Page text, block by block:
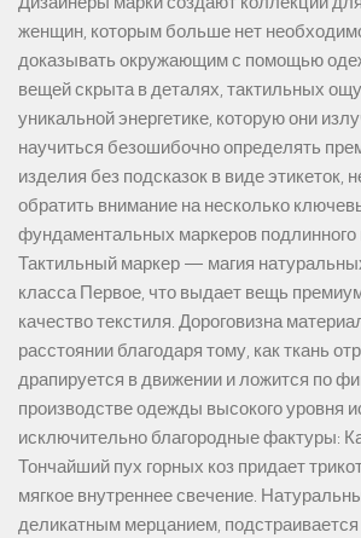
женщин, которым больше нет
доказывать окружающим с помощью
вещей скрыта в деталях, тактильных
уникальной энергетике, которую они
научиться безошибочно определять
изделия без подсказок в виде этикеток,
обратить внимание на несколько
фундаментальных маркеров подлинного
Тактильный маркер — магия
класса Первое, что выдает вещь
качество текстиля. Дороговизна
расстоянии благодаря тому, как ткань
драпируется в движении и ложится по
производстве одежды высокого уровня
исключительно благородные фактуры:
Тончайший пух горных коз придает
мягкое внутреннее свечение.
деликатным мерцанием,